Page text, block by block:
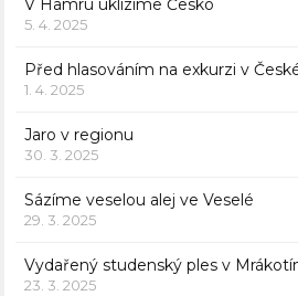
V Hamru uklízíme Česko
5. 4. 2025
Před hlasováním na exkurzi v
1. 4. 2025
Jaro v regionu
30. 3. 2025
Sázíme veselou alej ve Veselé
29. 3. 2025
Vydařený studenský ples v
23. 3. 2025